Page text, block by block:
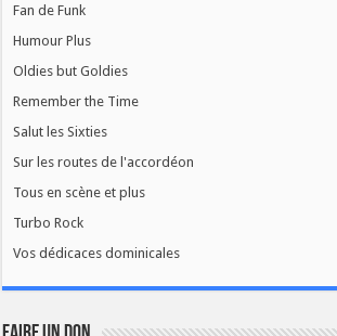
Fan de Funk
Humour Plus
Oldies but Goldies
Remember the Time
Salut les Sixties
Sur les routes de l'accordéon
Tous en scène et plus
Turbo Rock
Vos dédicaces dominicales